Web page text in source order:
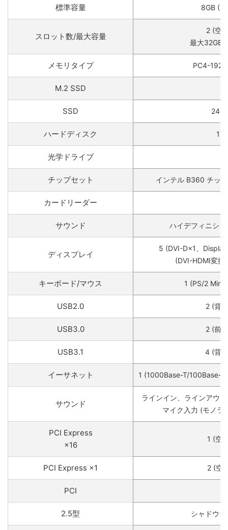
標準容量 8GB
スロット数/最大容量
2 (空
最大32GB
メモリタイプ PC4-
M.2 SSD
SSD
ハードディスク
光学ドライブ
チップセット インテル B360 チッ
カードリーダー
サウンド ハイデフィニシ
ディスプレイ
5 (DVI-D×1、
(DVI-HDMI変換
キーボード/マウス 1 (PS/2 Mini
USB2.0 2 (背
USB3.0 2 (前
USB3.1 4 (背
イーサネット 1 (1000Base-T/100Base-
サウンド
ラインイン、ラインアウ
マイク入力 (モノラ
PCI Express
×16
1 (空
PCI Express ×1 2 (空
PCI
2.5型 シャドウ